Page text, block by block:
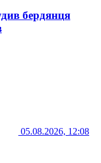
бердянця
05.08.2026, 12:08